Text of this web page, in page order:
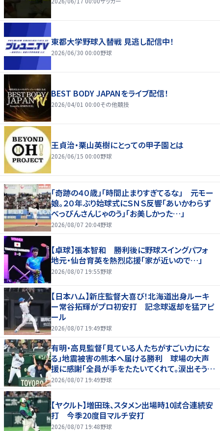
東都大学野球入替戦 見逃し配信中！
2026/06/30 00:00野球
BEST BODY JAPANをライブ配信！
2026/04/01 00:00その他競技
王貞治・栗山英樹にとっての甲子園とは
2026/06/15 00:00野球
「奇跡の４０歳」「時間止まりすぎてるな」 元モー
娘。２０年ぶり始球式にＳＮＳ反響「あいかわらず
べっぴんさんじゃのう」「お美しかった…」
2026/08/07 20:04野球
【卓球】張本智和 勝利後に野球スイングパフォ
地元・仙台育英を熱烈応援「家が近いので…」
2026/08/07 19:55野球
【日本ハム】新庄監督大喜び！北海道出身ルーキ
ー常谷拓輝がプロ初安打 記念球返却を猛アピ
ール
2026/08/07 19:49野球
有明・高見監督「見ている人たちがすごい力にな
る」地震被害の熊本へ届ける勝利 球場の大声
援に感謝「全員が手をたたいてくれて。涙出そう
に」
2026/08/07 19:49野球
【ヤクルト】増田珠、スタメン出場時10試合連続安
打 今季20度目マルチ安打
2026/08/07 19:48野球